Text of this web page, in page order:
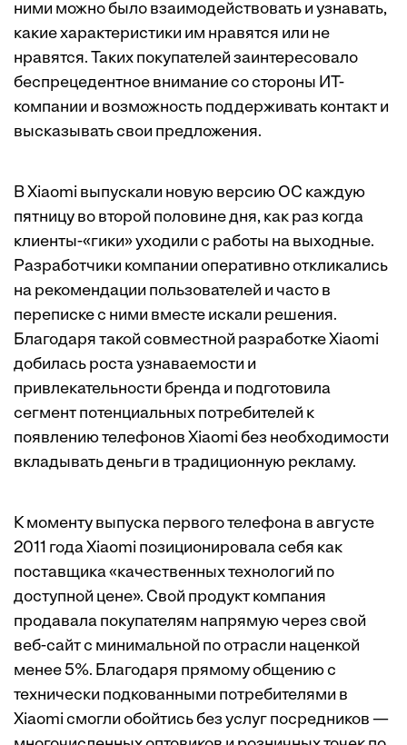
ними можно было взаимодействовать и узнавать,
какие характеристики им нравятся или не
нравятся. Таких покупателей заинтересовало
беспрецедентное внимание со стороны ИТ-
компании и возможность поддерживать контакт и
высказывать свои предложения.
В Xiaomi выпускали новую версию ОС каждую
пятницу во второй половине дня, как раз когда
клиенты-«гики» уходили с работы на выходные.
Разработчики компании оперативно откликались
на рекомендации пользователей и часто в
переписке с ними вместе искали решения.
Благодаря такой совместной разработке Xiaomi
добилась роста узнаваемости и
привлекательности бренда и подготовила
сегмент потенциальных потребителей к
появлению телефонов Xiaomi без необходимости
вкладывать деньги в традиционную рекламу.
К моменту выпуска первого телефона в августе
2011 года Xiaomi позиционировала себя как
поставщика «качественных технологий по
доступной цене». Свой продукт компания
продавала покупателям напрямую через свой
веб-сайт с минимальной по отрасли наценкой
менее 5%. Благодаря прямому общению с
технически подкованными потребителями в
Xiaomi смогли обойтись без услуг посредников —